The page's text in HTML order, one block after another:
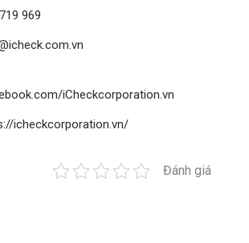
969
iCheckcorporation.vn
icheckcorporation.vn/
Đánh giá